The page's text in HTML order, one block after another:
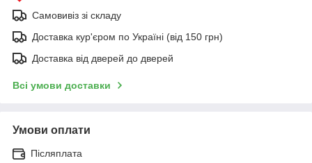
Самовивіз зі складу
Доставка кур'єром по Україні (від 150 грн)
Доставка від дверей до дверей
Всі умови доставки
Умови оплати
Післяплата